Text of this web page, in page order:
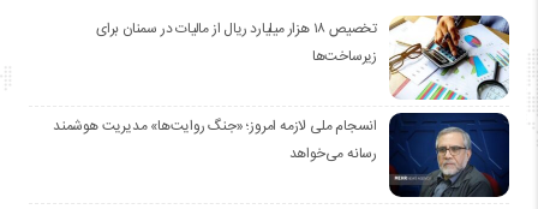
تخصیص ۱۸ هزار میلیارد ریال از مالیات در سمنان برای
زیرساخت‌ها
انسجام ملی لازمه امروز؛ «جنگ روایت‌ها» مدیریت هوشمند
رسانه می‌خواهد